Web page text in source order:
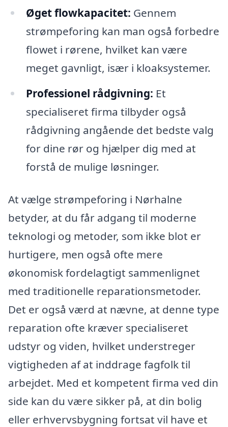
Øget flowkapacitet: Gennem
strømpeforing kan man også forbedre
flowet i rørene, hvilket kan være
meget gavnligt, især i kloaksystemer.
Professionel rådgivning: Et
specialiseret firma tilbyder også
rådgivning angående det bedste valg
for dine rør og hjælper dig med at
forstå de mulige løsninger.
At vælge strømpeforing i Nørhalne
betyder, at du får adgang til moderne
teknologi og metoder, som ikke blot er
hurtigere, men også ofte mere
økonomisk fordelagtigt sammenlignet
med traditionelle reparationsmetoder.
Det er også værd at nævne, at denne type
reparation ofte kræver specialiseret
udstyr og viden, hvilket understreger
vigtigheden af at inddrage fagfolk til
arbejdet. Med et kompetent firma ved din
side kan du være sikker på, at din bolig
eller erhvervsbygning fortsat vil have et